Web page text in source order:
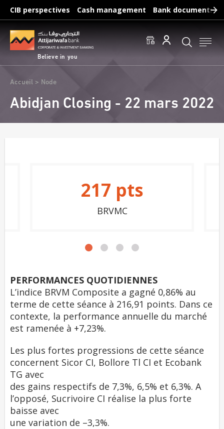
Skip
main
content
CIB perspectives Cash management Bank documents
Believe in you
Breadcrumb
Accueil Node
Abidjan Closing - 22 mars 2022
217 pts
BRVMC
PERFORMANCES QUOTIDIENNES
L’indice BRVM Composite a gagné 0,86% au
terme de cette séance à 216,91 points. Dans ce
contexte, la performance annuelle du marché
est ramenée à +7,23%.
Les plus fortes progressions de cette séance
concernent Sicor CI, Bollore Tl CI et Ecobank
TG avec
des gains respectifs de 7,3%, 6,5% et 6,3%. A
l’opposé, Sucrivoire CI réalise la plus forte
baisse avec
une variation de –3,3%.
Frequent searches :
Access to accounts Make a transfert Edit a RIB